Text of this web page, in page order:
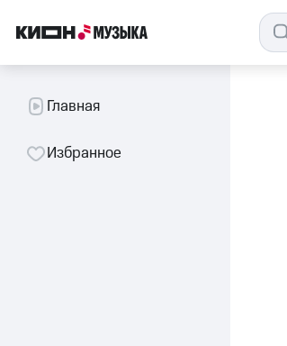
Главная
Избранное